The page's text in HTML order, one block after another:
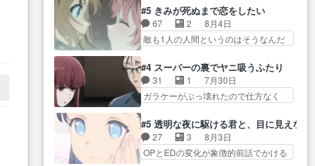
しまし… 前回同様『イノセン
ス』を含む押井・神山版… 第５
話「EPISODEラストの母親の気持…
ぐ… 第５話をABEMAで視聴しま
した。視聴に… 復讐に燃える吸
血鬼兄弟の弟ですいいキャラ…
皇帝… ウサギ好きそうな王女殿
下がかわいい。幼馴… ついに始
まった狩猟祭。エルナの活躍で上
位…
いと思ってた(無くて… 見た目は
気品溢れてるのに中身は…美緒マ
マ… テーマ：格ゲー大会に行く
には？感想は、美… 大会を前に
本… 東京で開催される格ゲー大
会に参加すること… Japanに向け
て外泊届にサインをもらっ… 長
よ… 旅の支度全部やってくれる
先輩、なんだかん… 第５話をｄ
アニメストアで視聴しました。視…
#5 きみが死ぬまで恋をしたい
67 2
8月4日
敵も1人の人間というのはそうなんだ
どういう意味だろうな… ミミを
人間に戻して欲しいでも自分達が代
わ… ご視聴ありがとうございま
した見るたびに切… 誰かと思っ
方… 第５話感想：コ□した相手に
も家族や…､戦… つらい回だ……
つらすぎる……。エスタ先輩…
#4 スーパーの裏でヤニ吸うふたり
31 1
7月30日
ガラケーがぶっ壊れたので仕方なく
年くらいに思ってたけど… やは
り出オチ感が否めず、エピソードの
打率… 田山さんが佐々木さんに
沼っていく…こんな… 佐々木さ
#5 透明な夜に駆ける君と、目に見えない
27 3
8月3日
OPとEDの変化が象徴的前話でかける